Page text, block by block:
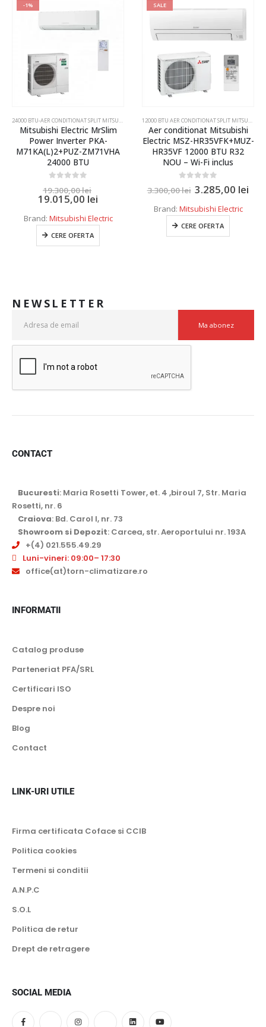
MITSUBISHI ELECTRIC SI DAIKIN
,AER CONDITIONAT INVERTER SPLIT MITSUBISHI ELECTRIC SI DAIKIN
-1%
,AER CONDITIONAT INVERTER
Mitsubishi Electric MrSlim
Power Inverter PKA-
M71KA(L)2+PUZ-ZM71VHA
24000 BTU
19.300,00lei
19.015,00 lei
Brand: Mitsubishi Electric
CERE OFERTA
SALE
Aer conditionat Mitsubishi
Electric MSZ-HR35VFK+MUZ-
HR35VF 12000 BTU R32
NOU – Wi-Fi inclus
out of 5
3.300,00lei 3.285,00 lei
Brand: Mitsubishi Electric
CERE OFERTA
NEWSLETTER
CONTACT
Bucuresti: Maria Rosetti Tower, et. 4 ,biroul 7, Str. Maria
Rosetti, nr. 6
Craiova: Bd. Carol I, nr. 73
Showroom si Depozit: Carcea, str. Aeroportului nr. 193A
+(4) 021.555.49.29
Luni-vineri: 09:00– 17:30
office(at)torn-climatizare.ro
INFORMATII
Catalog produse
Parteneriat PFA/SRL
Certificari ISO
Despre noi
Blog
Contact
LINK-URI UTILE
Firma certificata Coface si CCIB
Politica cookies
Termeni si conditii
A.N.P.C
S.O.L
Politica de retur
Drept de retragere
SOCIAL MEDIA